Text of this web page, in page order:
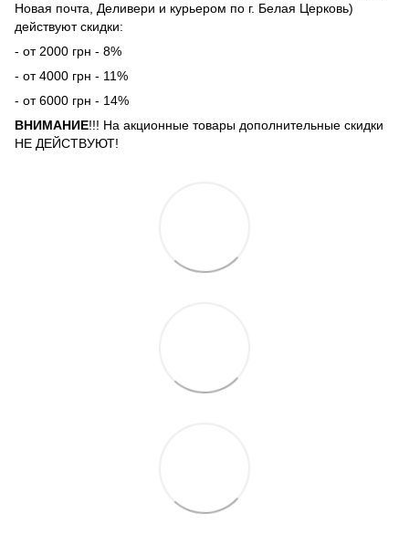
Новая почта, Деливери и курьером по г. Белая Церковь)
действуют скидки:
- от 2000 грн - 8%
- от 4000 грн - 11%
- от 6000 грн - 14%
ВНИМАНИЕ!!! На акционные товары дополнительные скидки
НЕ ДЕЙСТВУЮТ!